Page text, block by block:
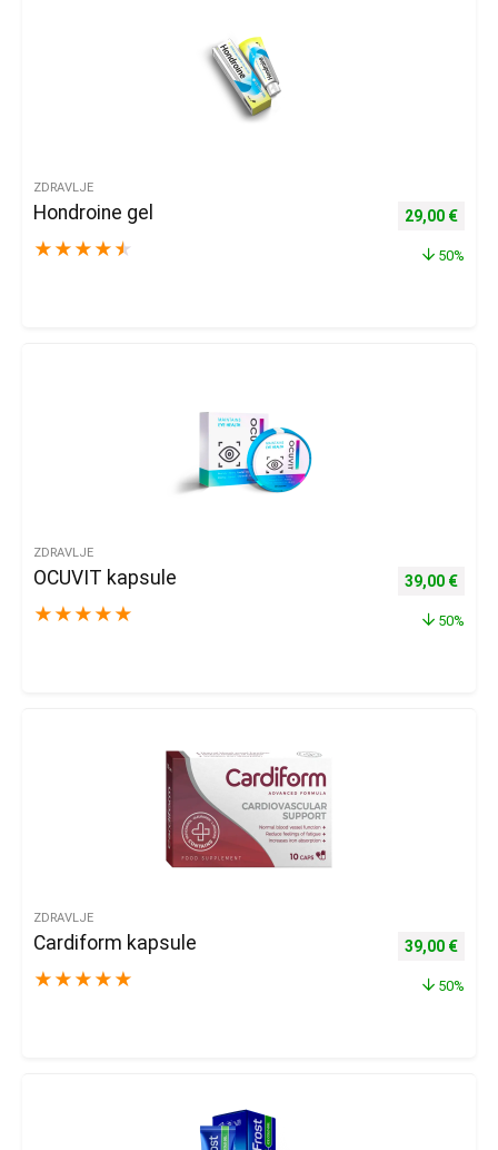
ZDRAVLJE
Hondroine gel
★ ★ ★ ★ ★
Izvorna
29,00 €
50%
ZDRAVLJE
OCUVIT kapsule
★ ★ ★ ★ ★
Izvorna
39,00 €
50%
ZDRAVLJE
Cardiform kapsule
★ ★ ★ ★ ★
Izvorna
39,00 €
50%